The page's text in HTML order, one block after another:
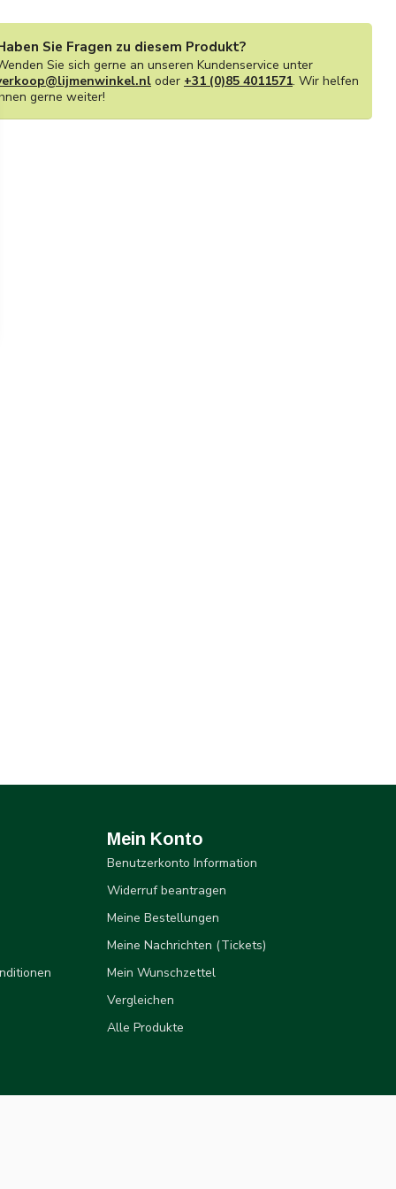
Sie Fragen zu diesem Produkt?
Sie sich gerne an unseren Kundenservice unter
oder +31 (0)85 4011571. Wir helfen
gerne weiter!
Mein Konto
Benutzerkonto Information
Widerruf beantragen
Meine Bestellungen
Meine Nachrichten (Tickets)
Mein Wunschzettel
Vergleichen
Alle Produkte